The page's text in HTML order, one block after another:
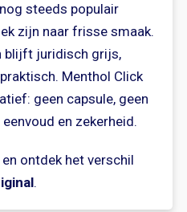
steeds populair
zijn naar frisse smaak.
blijft juridisch grijs,
Menthol Click
geen capsule, geen
en zekerheid.
ontdek het verschil
.